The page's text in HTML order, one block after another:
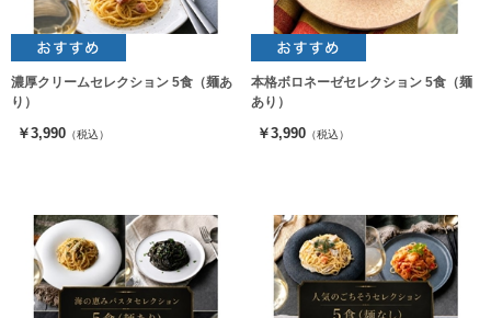
濃厚クリームセレクション 5食（麺あ
り）
￥3,990 （税込）
本格ボロネーゼセレクション 5食（麺
あり）
￥3,990 （税込）